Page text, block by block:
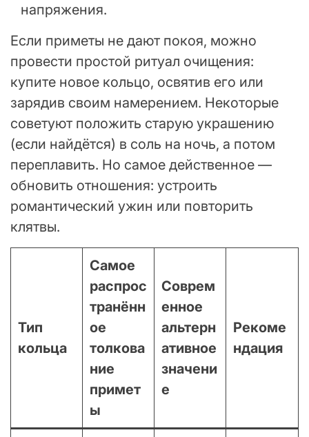
напряжения.
Если приметы не дают покоя, можно
провести простой ритуал очищения:
купите новое кольцо, освятив его или
зарядив своим намерением. Некоторые
советуют положить старую украшению
(если найдётся) в соль на ночь, а потом
переплавить. Но самое действенное —
обновить отношения: устроить
романтический ужин или повторить
клятвы.
Тип
кольца
Самое
распрос
транённ
ое
толкова
ние
примет
ы
Соврем
енное
альтерн
ативное
значени
е
Рекоме
ндация